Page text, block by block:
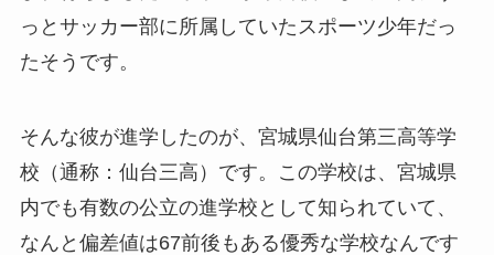
っとサッカー部に所属していたスポーツ少年だっ
たそうです。
そんな彼が進学したのが、宮城県仙台第三高等学
校（通称：仙台三高）です。この学校は、宮城県
内でも有数の公立の進学校として知られていて、
なんと偏差値は67前後もある優秀な学校なんです